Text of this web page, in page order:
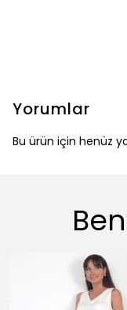
Yorumlar
Bu ürün için henüz